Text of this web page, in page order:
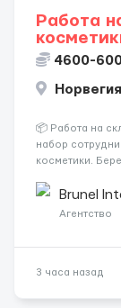
Работа
4600-
Норвегия
📦 Работа на
набор
косметики.
обучают уже
собирать
Brunel
Агентство
3 часа назад